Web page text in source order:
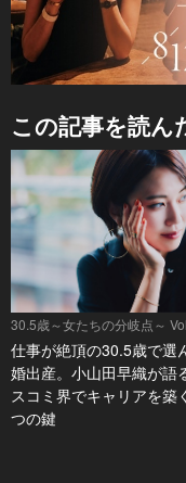
この記事を読ん
30.5歳～女たちの分岐点～
仕事が絶頂の30.5歳で選
婚出産。小山田早織が語
スコミ界でキャリアを築
つの鍵